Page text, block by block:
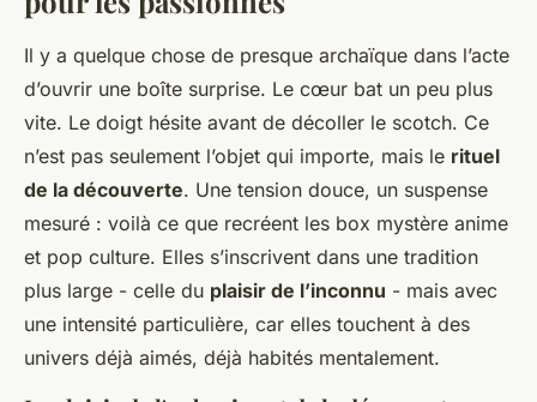
Il y a quelque chose de presque archaïque dans l’acte
d’ouvrir une boîte surprise. Le cœur bat un peu plus
vite. Le doigt hésite avant de décoller le scotch. Ce
n’est pas seulement l’objet qui importe, mais le rituel
de la découverte. Une tension douce, un suspense
mesuré : voilà ce que recréent les box mystère anime
et pop culture. Elles s’inscrivent dans une tradition
plus large - celle du plaisir de l’inconnu - mais avec
une intensité particulière, car elles touchent à des
univers déjà aimés, déjà habités mentalement.